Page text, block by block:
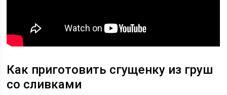
Как приготовить сгущенку из груш
со сливками